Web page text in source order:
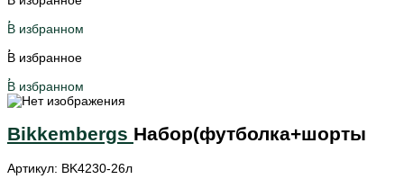
В избранном
В избранное
В избранном
Bikkembergs Набор(футболка+шорты
Артикул: BK4230-26л